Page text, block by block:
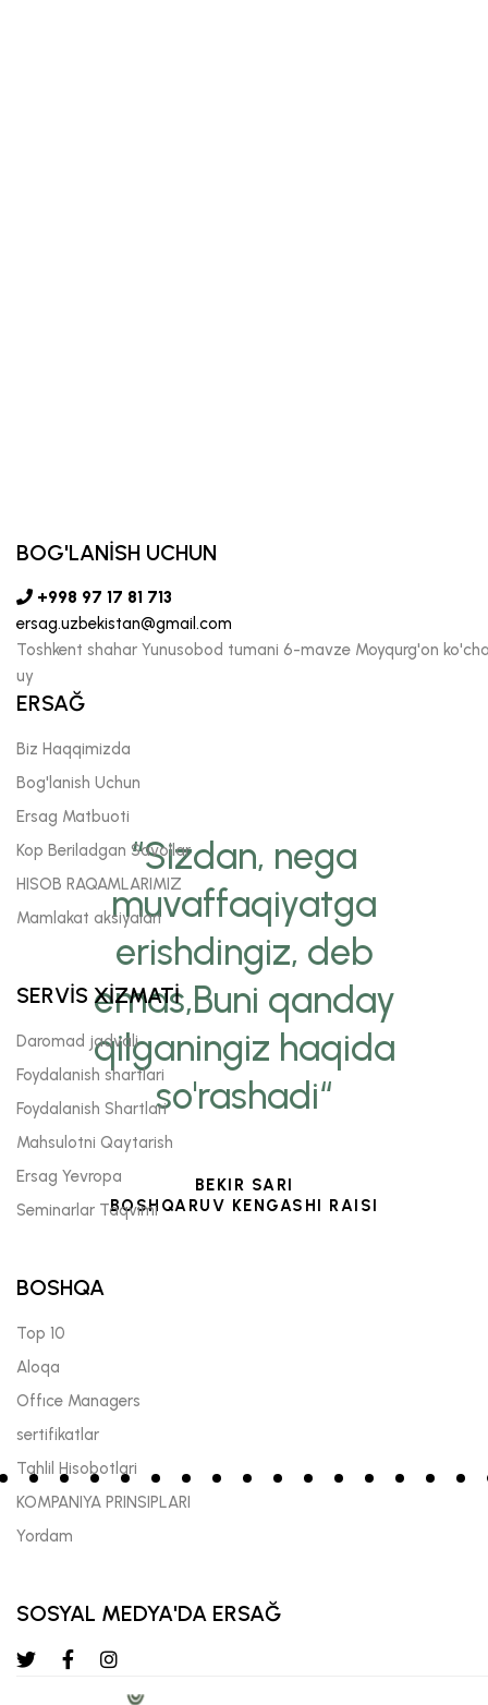
“Sizdan, nega
muvaffaqiyatga
erishdingiz, deb
emas,Buni qanday
qilganingiz haqida
so'rashadi“
BEKIR SARI
BOSHQARUV KENGASHI RAISI
BOG'LANİSH UCHUN
+998 97 17 81 713
ersag.uzbekistan@gmail.com
Toshkent shahar Yunusobod tumani 6-mavze Moyqurg'on
uy
ERSAĞ
Biz Haqqimizda
Bog'lanish Uchun
Ersag Matbuoti
Kop Beriladgan Savollar
HISOB RAQAMLARIMIZ
Mamlakat aksiyalari
SERVİS XİZMATİ
Daromad jadvali
Foydalanish shartlari
Foydalanish Shartlari
Mahsulotni Qaytarish
Ersag Yevropa
Seminarlar Taqvimi
BOSHQA
Top 10
Aloqa
Offıce Managers
sertifikatlar
Tahlil Hisobotlari
KOMPANIYA PRINSIPLARI
Yordam
SOSYAL MEDYA'DA ERSAĞ